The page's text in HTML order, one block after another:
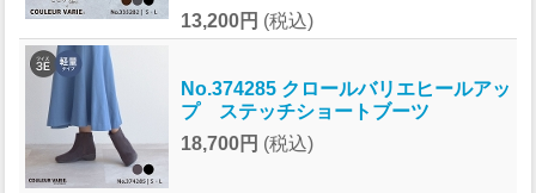
13,200円 (税込)
No.374285 クロールバリエヒールアッ
プ ステッチショートブーツ
18,700円 (税込)